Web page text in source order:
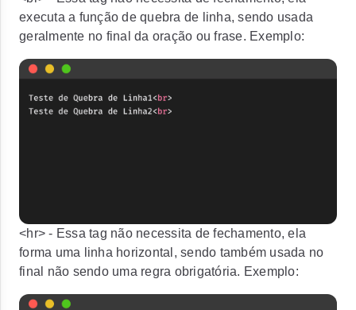
executa a função de quebra de linha, sendo usada
geralmente no final da oração ou frase. Exemplo:
<hr> - Essa tag não necessita de fechamento, ela
forma uma linha horizontal, sendo também usada no
final não sendo uma regra obrigatória. Exemplo: